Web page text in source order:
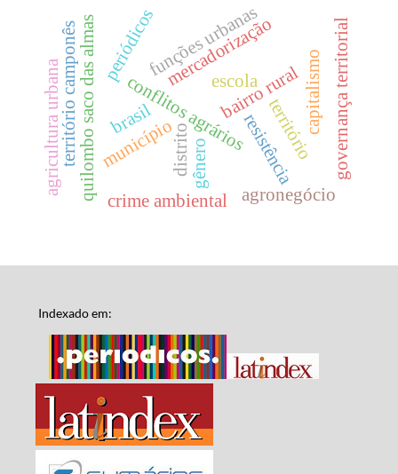
municípiodistrito
bairro rural
escola
resistência
conflitos agrários
agronegócio
quilombo saco das almas mercadorização capitalismo
território camponês
crime ambiental
território
gênero governança territorial
periódicosfunções urbanas
agricultura urbana brasil
Indexado em: